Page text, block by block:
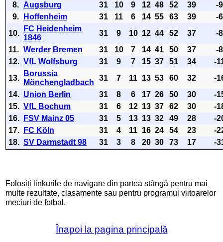
8. Augsburg 31 10 9 12 48 52 39
-9
9.
Hoffenheim 31 11 6 14 55 63 39
-6
10.
FC Heidenheim
1846
31 9 10 12 44 52 37
-8
11. Werder Bremen 31 10 7 14 41 50 37
-8
12. VfL Wolfsburg 31 9 7 15 37 51 34
-
13.
Borussia
Mönchengladbach
31 7 11 13 53 60 32
-
14. Union Berlin 31 8 6 17 26 50 30
-
15. VfL Bochum 31 6 12 13 37 62 30
-
16.
FSV Mainz 05 31 5 13 13 32 49 28
-
17.
FC Köln 31 4 11 16 24 54 23
-
18. SV Darmstadt 98 31 3 8 20 30 73 17 -
Folosiți linkurile de navigare din partea stângă pentru mai
multe rezultate, clasamente sau pentru programul viitoarelor
meciuri de fotbal.
Înapoi la pagina principală